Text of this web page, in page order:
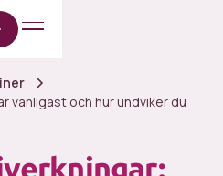
vanligast och hur undviker du